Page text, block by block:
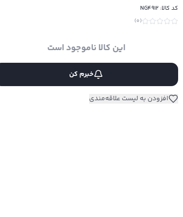
کد کالا: NG4912
(
0
)
این کالا ناموجود است
خبرم کن
افزودن به لیست علاقه‌مندی